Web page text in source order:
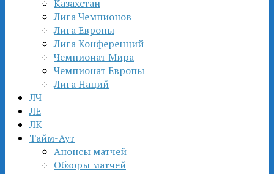
Казахстан
Лига Чемпионов
Лига Европы
Лига Конференций
Чемпионат Мира
Чемпионат Европы
Лига Наций
ЛЧ
ЛЕ
ЛК
Тайм-Аут
Анонсы матчей
Обзоры матчей